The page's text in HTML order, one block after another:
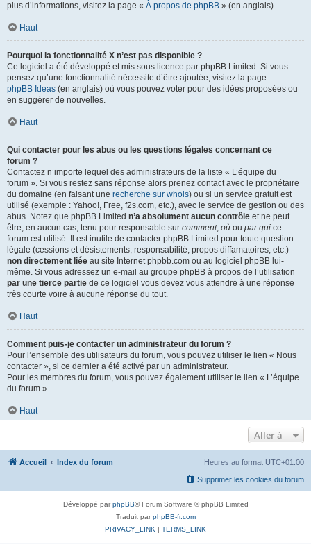
plus d’informations, visitez la page « À propos de phpBB » (en anglais).
Haut
Pourquoi la fonctionnalité X n’est pas disponible ?
Ce logiciel a été développé et mis sous licence par phpBB Limited. Si vous
pensez qu’une fonctionnalité nécessite d’être ajoutée, visitez la page
phpBB Ideas (en anglais) où vous pouvez voter pour des idées proposées ou
en suggérer de nouvelles.
Haut
Qui contacter pour les abus ou les questions légales concernant ce
forum ?
Contactez n’importe lequel des administrateurs de la liste « L’équipe du
forum ». Si vous restez sans réponse alors prenez contact avec le propriétaire
du domaine (en faisant une recherche sur whois) ou si un service gratuit est
utilisé (exemple : Yahoo!, Free, f2s.com, etc.), avec le service de gestion ou des
abus. Notez que phpBB Limited n’a absolument aucun contrôle et ne peut
être, en aucun cas, tenu pour responsable sur comment, où ou par qui ce
forum est utilisé. Il est inutile de contacter phpBB Limited pour toute question
légale (cessions et désistements, responsabilité, propos diffamatoires, etc.)
non directement liée au site Internet phpbb.com ou au logiciel phpBB lui-
même. Si vous adressez un e-mail au groupe phpBB à propos de l’utilisation
par une tierce partie de ce logiciel vous devez vous attendre à une réponse
très courte voire à aucune réponse du tout.
Haut
Comment puis-je contacter un administrateur du forum ?
Pour l’ensemble des utilisateurs du forum, vous pouvez utiliser le lien « Nous
contacter », si ce dernier a été activé par un administrateur.
Pour les membres du forum, vous pouvez également utiliser le lien « L’équipe
du forum ».
Haut
Aller à
Accueil Index du forum Heures au format UTC+01:00
Supprimer les cookies du forum
Développé parphpBB® Forum Software © phpBB Limited
Traduit parphpBB-fr.com
PRIVACY_LINK | TERMS_LINK